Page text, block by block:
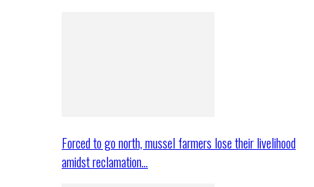
Forced to go north, mussel farmers lose their livelihood
amidst reclamation…